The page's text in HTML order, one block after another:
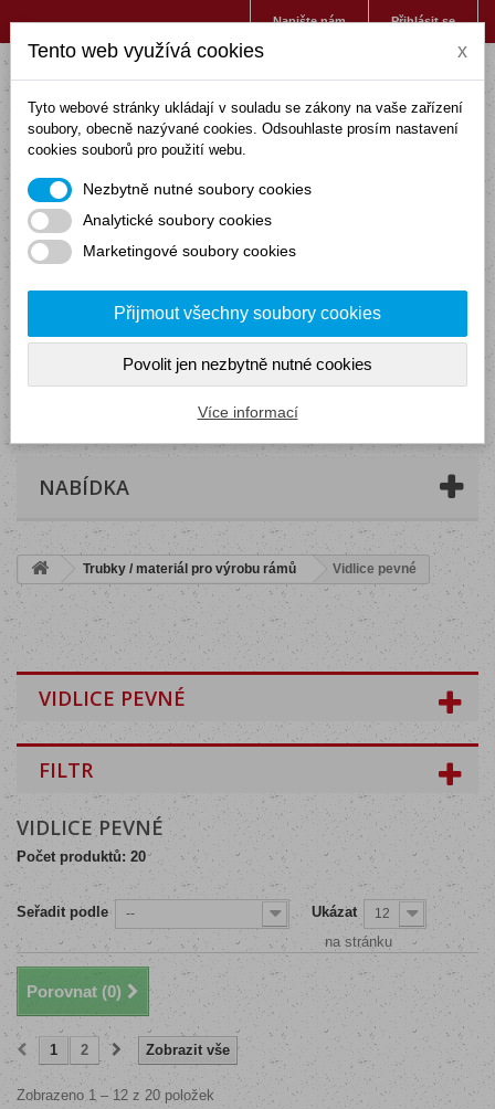
Přihlásit se
Napište nám
(prázdný)
NABÍDKA
Trubky / materiál pro výrobu rámů Vidlice pevné
VIDLICE PEVNÉ
FILTR
VIDLICE PEVNÉ
Počet produktů: 20
Seřadit podle -- Ukázat 12
na stránku
Porovnat (0)
Zobrazit vše
1 2
Zobrazeno 1 – 12 z 20 položek
Tento web využívá cookies x
Tyto webové stránky ukládají v souladu se zákony na vaše zařízení
soubory, obecně nazývané cookies. Odsouhlaste prosím nastavení
cookies souborů pro použití webu.
Nezbytně nutné soubory cookies
Analytické soubory cookies
Marketingové soubory cookies
Přijmout všechny soubory cookies
Povolit jen nezbytně nutné cookies
Více informací